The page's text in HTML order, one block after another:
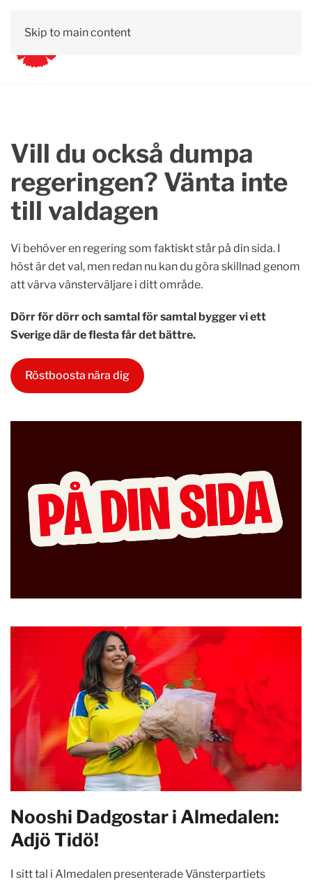
Skip to main content
Vill du också dumpa
regeringen? Vänta inte
till valdagen
Vi behöver en regering som faktiskt står på din sida. I
höst är det val, men redan nu kan du göra skillnad genom
att värva vänsterväljare i ditt område.
Dörr för dörr och samtal för samtal bygger vi ett
Sverige där de flesta får det bättre.
Röstboosta nära dig
Nooshi Dadgostar i Almedalen:
Adjö Tidö!
I sitt tal i Almedalen presenterade Vänsterpartiets